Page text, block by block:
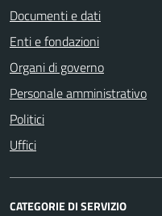
Documenti e dati
Enti e fondazioni
Organi di governo
Personale amministrativo
Politici
Uffici
CATEGORIE DI SERVIZIO